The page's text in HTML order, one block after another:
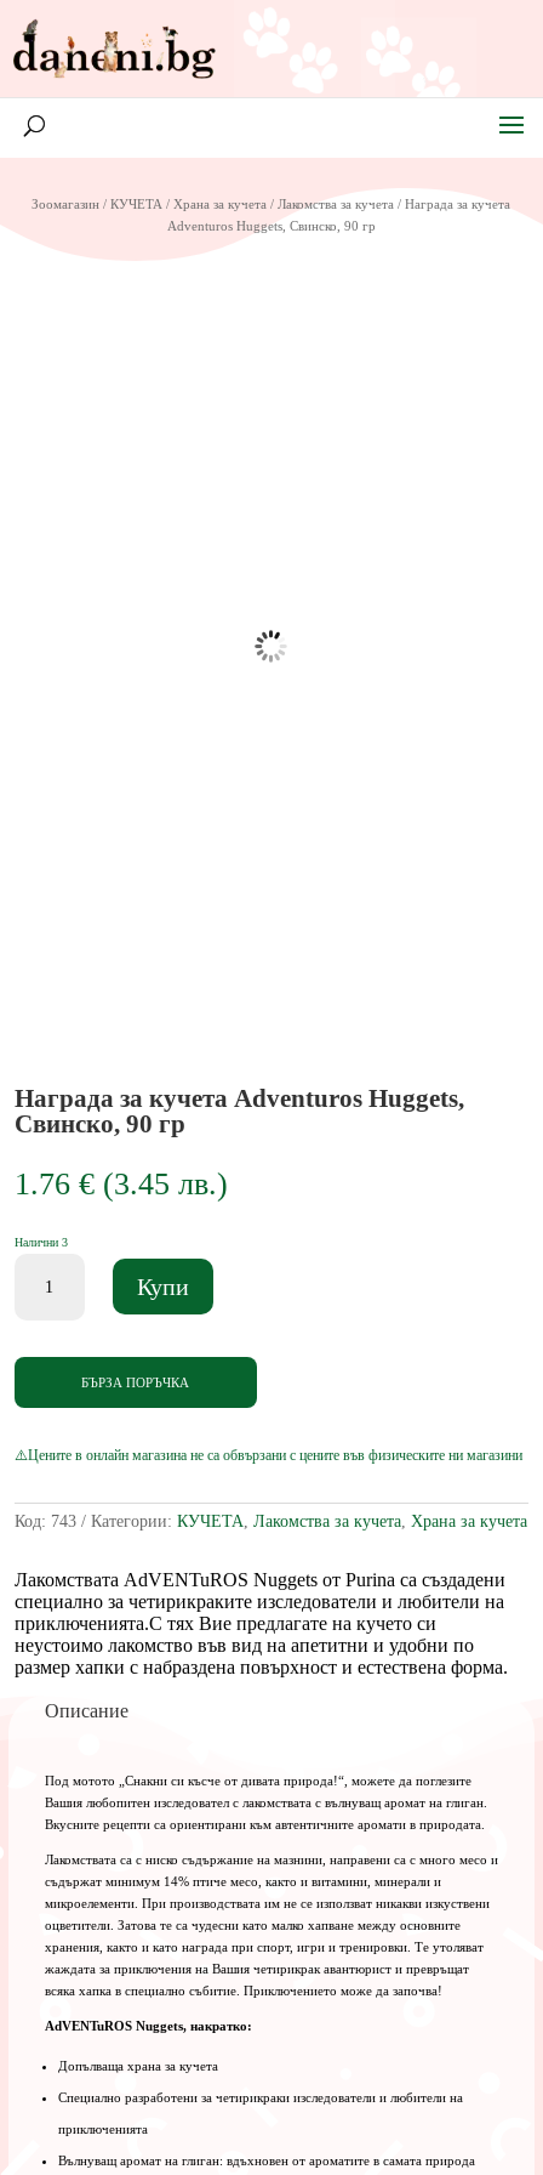
Зоомагазин /КУЧЕТА / Храна за кучета / Лакомства за кучета / Награда за кучета
Adventuros Huggets, Свинско, 90 гр
Награда за кучета Adventuros Huggets,
Свинско, 90 гр
1.76 € (3.45 лв.)
Налични 3
гр
Купи
БЪРЗА ПОРЪЧКА
Код: 743 Категории: КУЧЕТА Лакомства за кучета, Храна за кучета
Лакомствата AdVENTuROS Nuggets от Purina са създадени
специално за четирикраките изследователи и любители на
приключенията.С тях Вие предлагате на кучето си
неустоимо лакомство във вид на апетитни и удобни по
размер хапки с набраздена повърхност и естествена форма.
Описание
Под мотото „Снакни си късче от дивата природа!“, можете да поглезите
Вашия любопитен изследовател с лакомствата с вълнуващ аромат на глиган.
Вкусните рецепти са ориентирани към автентичните аромати в природата.
Лакомствата са с ниско съдържание на мазнини, направени са с много месо и
съдържат минимум 14% птиче месо, както и витамини, минерали и
микроелементи. При производствата им не се използват никакви изкуствени
оцветители. Затова те са чудесни като малко хапване между основните
хранения, както и като награда при спорт, игри и тренировки. Те утоляват
жаждата за приключения на Вашия четирикрак авантюрист и превръщат
всяка хапка в специално събитие. Приключението може да започва!
AdVENTuROS Nuggets, накратко:
Допълваща храна за кучета
Специално разработени за четирикраки изследователи и любители на
приключенията
Вълнуващ аромат на глиган: вдъхновен от ароматите в самата природа